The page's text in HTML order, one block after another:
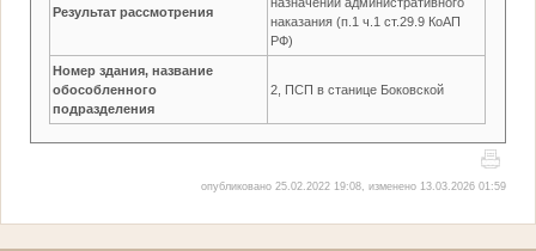
Результат рассмотрения
наказания (п.1 ч.1 ст.29.9 КоАП
РФ)
Номер здания, название
обособленного
подразделения
2, ПСП в станице Боковской
опубликовано 25.02.2022 19:08, изменено 13.03.2026 01:59